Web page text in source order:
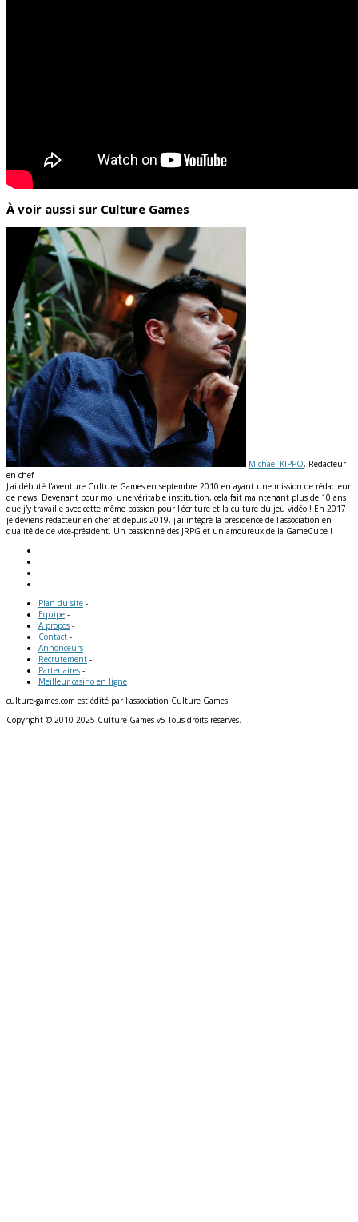
À voir aussi sur Culture Games
Michaël KIPPO, Rédacteur
en chef
J'ai débuté l'aventure Culture Games en septembre 2010 en ayant une mission de rédacteur
de news. Devenant pour moi une véritable institution, cela fait maintenant plus de 10 ans
que j'y travaille avec cette même passion pour l'écriture et la culture du jeu vidéo ! En 2017
je deviens rédacteur en chef et depuis 2019, j'ai intégré la présidence de l'association en
qualité de de vice-président. Un passionné des JRPG et un amoureux de la GameCube !
Plan du site -
Equipe -
A propos -
Contact -
Annonceurs -
Recrutement -
Partenaires -
Meilleur casino en ligne
culture-games.com est édité par l'association Culture Games
Copyright © 2010-2025 Culture Games v5 Tous droits réservés.